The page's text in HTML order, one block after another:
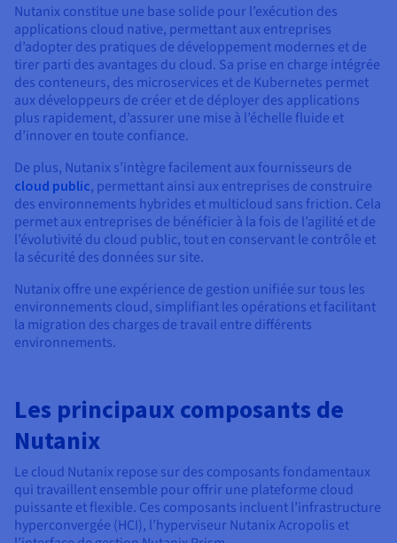
Nutanix constitue une base solide pour l’exécution des
applications cloud native, permettant aux entreprises
d’adopter des pratiques de développement modernes et de
tirer parti des avantages du cloud. Sa prise en charge intégrée
des conteneurs, des microservices et de Kubernetes permet
aux développeurs de créer et de déployer des applications
plus rapidement, d’assurer une mise à l’échelle fluide et
d’innover en toute confiance.
De plus, Nutanix s’intègre facilement aux fournisseurs de
cloud public, permettant ainsi aux entreprises de construire
des environnements hybrides et multicloud sans friction. Cela
permet aux entreprises de bénéficier à la fois de l’agilité et de
l’évolutivité du cloud public, tout en conservant le contrôle et
la sécurité des données sur site.
Nutanix offre une expérience de gestion unifiée sur tous les
environnements cloud, simplifiant les opérations et facilitant
la migration des charges de travail entre différents
environnements.
Les principaux composants de
Nutanix
Le cloud Nutanix repose sur des composants fondamentaux
qui travaillent ensemble pour offrir une plateforme cloud
puissante et flexible. Ces composants incluent l’infrastructure
hyperconvergée (HCI), l’hyperviseur Nutanix Acropolis et